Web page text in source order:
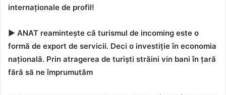
internaționale de profil!
► ANAT reamintește că turismul de incoming este o
formă de export de servicii. Deci o investiție în economia
națională. Prin atragerea de turiști străini vin bani în țară
fără să ne împrumutăm